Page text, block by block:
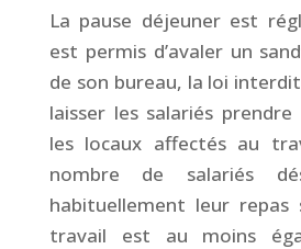
La pause déjeuner est
est permis d’avaler un
de son bureau, la loi
laisser les salariés
les locaux affectés au
nombre de salariés
habituellement leur repas
travail est au moins